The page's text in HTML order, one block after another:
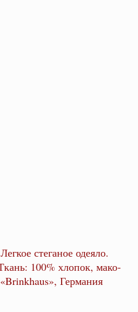
стеганое одеяло.
100% хлопок, мако-
Германия